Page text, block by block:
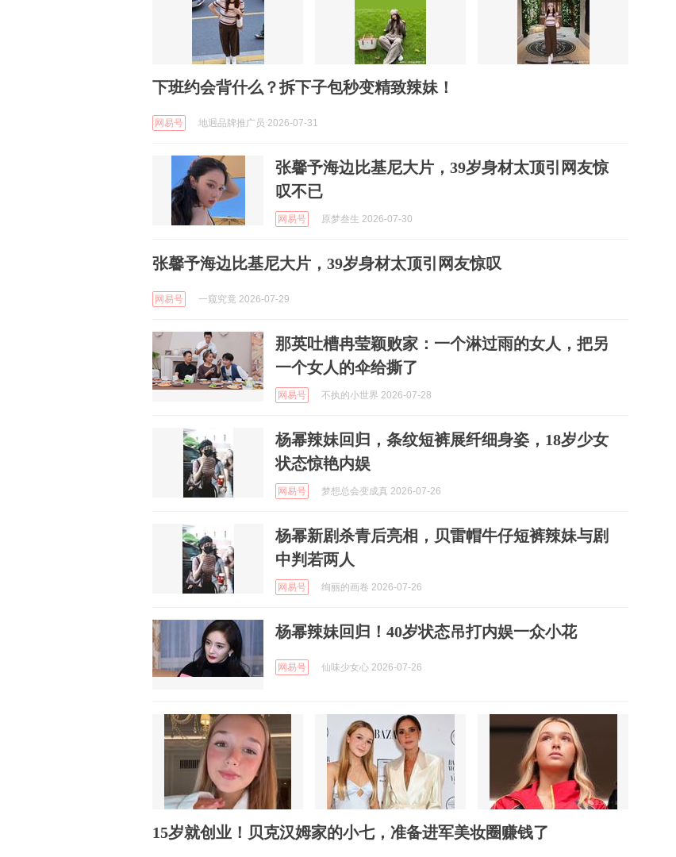
下班约会背什么？拆下子包秒变精致辣妹！
网易号 地迥品牌推广员 2026-07-31
张馨予海边比基尼大片，39岁身材太顶引网友惊
叹不已
网易号 原梦叁生 2026-07-30
张馨予海边比基尼大片，39岁身材太顶引网友惊叹
网易号 一窥究竟 2026-07-29
那英吐槽冉莹颖败家：一个淋过雨的女人，把另
一个女人的伞给撕了
网易号 不执的小世界 2026-07-28
杨幂辣妹回归，条纹短裤展纤细身姿，18岁少女
状态惊艳内娱
网易号 梦想总会变成真 2026-07-26
杨幂新剧杀青后亮相，贝雷帽牛仔短裤辣妹与剧
中判若两人
网易号 绚丽的画卷 2026-07-26
杨幂辣妹回归！40岁状态吊打内娱一众小花
网易号 仙味少女心 2026-07-26
15岁就创业！贝克汉姆家的小七，准备进军美妆圈赚钱了